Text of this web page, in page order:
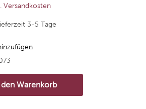
Versandkosten
3-5 Tage
den Warenkorb